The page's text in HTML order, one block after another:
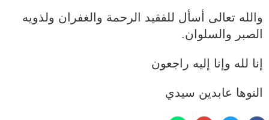
والله تعالى أسأل للفقيد الرحمة والغفران ولذويه
الصبر والسلوان.
إنا لله وإنا إليه راجعون
النوها عابدين سيدي